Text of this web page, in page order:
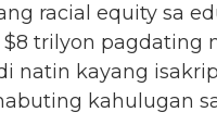
racial equity sa
trilyon pagdating
natin kayang
kahulugan